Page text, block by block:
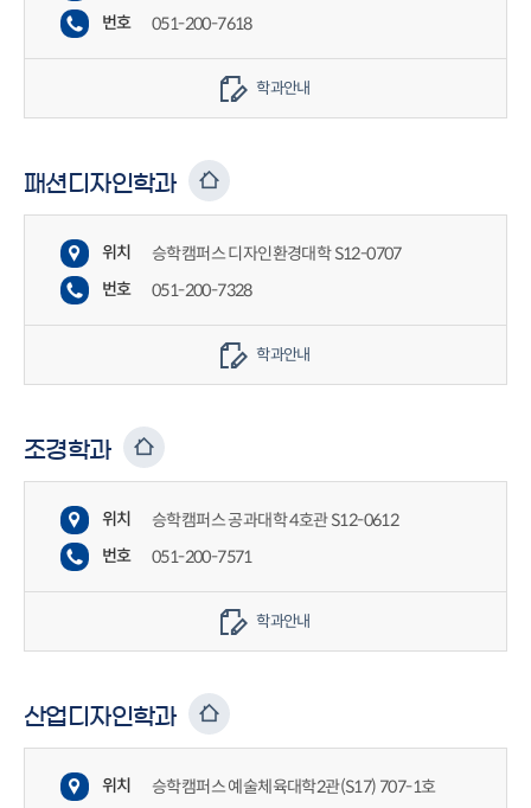
번호
051-200-7618
학과안내
패션디자인학과
위치
승학캠퍼스 디자인환경대학 S12-0707
번호
051-200-7328
학과안내
조경학과
위치
승학캠퍼스 공과대학 4호관 S12-0612
번호
051-200-7571
학과안내
산업디자인학과
위치
승학캠퍼스 예술체육대학2관(S17) 707-1호